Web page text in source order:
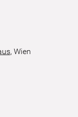
, Wien